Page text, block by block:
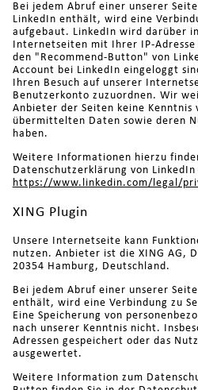
Bei jedem Abruf einer unserer
LinkedIn enthält, wird eine
aufgebaut. LinkedIn wird darüber
Internetseiten mit Ihrer IP-Adresse
den "Recommend-Button" von
Account bei LinkedIn eingeloggt
Ihren Besuch auf unserer
Benutzerkonto zuzuordnen. Wir
Anbieter der Seiten keine Kenntnis
übermittelten Daten sowie deren
haben.
Weitere Informationen hierzu
Datenschutzerklärung von
https://www.linkedin.com/legal/
XING Plugin
Unsere Internetseite kann
nutzen. Anbieter ist die XING AG,
20354 Hamburg, Deutschland.
Bei jedem Abruf einer unserer
enthält, wird eine Verbindung zu
Eine Speicherung von
nach unserer Kenntnis nicht.
Adressen gespeichert oder das
ausgewertet.
Weitere Information zum